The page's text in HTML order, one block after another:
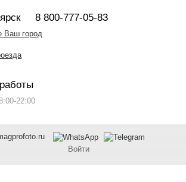
8 800-777-05-83
Ваш город
22:00
Войти